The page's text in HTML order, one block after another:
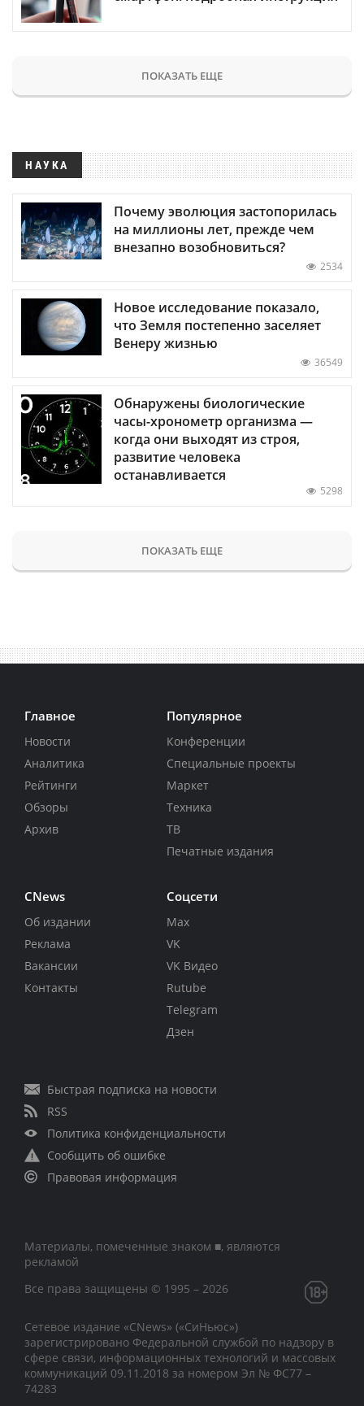
ПОКАЗАТЬ ЕЩЕ
НАУКА
Почему эволюция застопорилась
на миллионы лет, прежде чем
внезапно возобновиться?
2534
Новое исследование показало,
что Земля постепенно заселяет
Венеру жизнью
36549
Обнаружены биологические
часы-хронометр организма —
когда они выходят из строя,
развитие человека
останавливается
5298
ПОКАЗАТЬ ЕЩЕ
Главное
Новости
Аналитика
Рейтинги
Обзоры
Архив
Популярное
Конференции
Специальные проекты
Маркет
Техника
ТВ
Печатные издания
CNews
Об издании
Реклама
Вакансии
Контакты
Соцсети
Max
VK
VK Видео
Rutube
Telegram
Дзен
Быстрая подписка на новости
RSS
Политика конфиденциальности
Сообщить об ошибке
Правовая информация
Материалы, помеченные знаком ■, являются
рекламой
Все права защищены © 1995 – 2026
Сетевое издание «CNews» («СиНьюс»)
зарегистрировано Федеральной службой по надзору в
сфере связи, информационных технологий и массовых
коммуникаций 09.11.2018 за номером Эл № ФС77 –
74283